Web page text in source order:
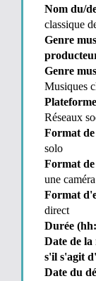
Nom du/
classique
Genre
Genre
Musiques
Réseaux
Format
solo
Format
une caméra
Format
direct
Durée
Date de la
s'il s'agit
Date du